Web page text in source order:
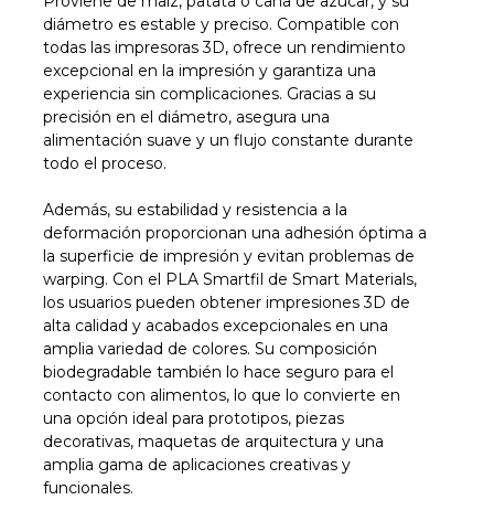
diámetro es estable y preciso. Compatible con
todas las impresoras 3D, ofrece un rendimiento
excepcional en la impresión y garantiza una
experiencia sin complicaciones. Gracias a su
precisión en el diámetro, asegura una
alimentación suave y un flujo constante durante
todo el proceso.
Además, su estabilidad y resistencia a la
deformación proporcionan una adhesión óptima a
la superficie de impresión y evitan problemas de
warping. Con el PLA Smartfil de Smart Materials,
los usuarios pueden obtener impresiones 3D de
alta calidad y acabados excepcionales en una
amplia variedad de colores. Su composición
biodegradable también lo hace seguro para el
contacto con alimentos, lo que lo convierte en
una opción ideal para prototipos, piezas
decorativas, maquetas de arquitectura y una
amplia gama de aplicaciones creativas y
funcionales.